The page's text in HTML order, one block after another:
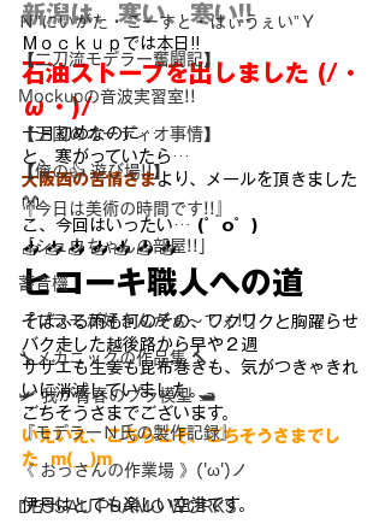
Ｎ”にいがた・こーすと・はぃうぇい”Ｙ
【二刀流モデラー奮闘記】
Mockupの音波実習室!!
【王国のオーディオ事情】
【俺の👍 遊び場!!】
『今日は美術の時間です!!』
「シュウちゃんの部屋!!」
蓄音機
「プラモが好きんがぁ～てぇ!!」
🔧メカニックの作品集 🔨
🛩 我が青春のプラ模型 🛥
『モデラーＮ氏の製作記録』
《 おっさんの作業場 》('ω')ノ
DESSAU PRAMO WORKS
新潟は、寒い、寒い!!
Ｍｏｃｋｕｐでは本日!!
石油ストーブを出しました (/・
ω・)/
十月初めなのに…
と、寒がっていたら…
大阪西の苦情さまより、メールを頂きました
👐
こ、今回はいったい… (゜o゜)
📥 📥 📥 📥 📥 📥 📥
ヒコーキ職人への道
そぼふる雨も何のその、ワクワクと胸躍らせ
バク走した越後路から早や２週
サザエも生姜も昆布巻きも、気がつきゃきれ
いに消滅していました。
ごちそうさまでございます。
いえいえ、こちらこそ、ごちそうさまでし
た  m(__)m
伊丹はとても楽しい空港です。